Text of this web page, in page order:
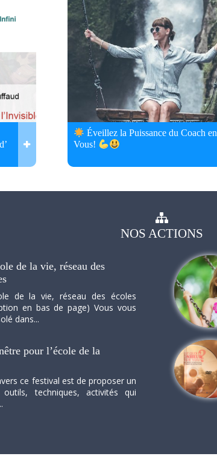
Éveillez la Puissance du Coach en
Vous!
NOS ACTIONS
de la vie, réseau des
de la vie, réseau des écoles
en bas de page) Vous vous
dans...
pour l’école de la
ce festival est de proposer un
techniques, activités qui